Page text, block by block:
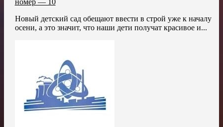
номер — 10
Новый детский сад обещают ввести в строй уже к началу
осени, а это значит, что наши дети получат красивое и...